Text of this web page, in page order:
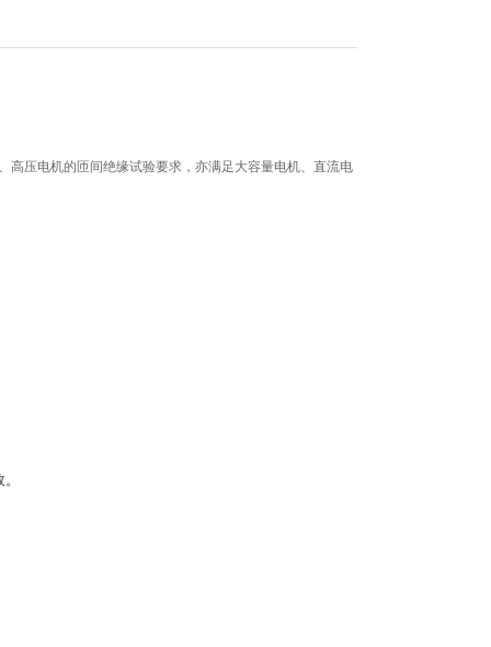
高压电机的匝间绝缘试验要求，亦满足大容量电机、直流电